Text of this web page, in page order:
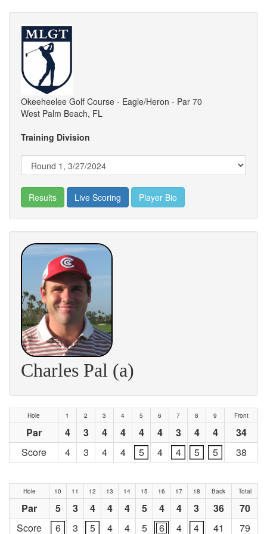
Okeeheelee Golf Course - Eagle/Heron - Par 70
West Palm Beach, FL
Training Division
Results Live Scoring Player Bio
Charles Pal (a)
Hole 1 2 3 4 5 6 7 8 9 Front
Par 4 3 4 4 4 4 3 4 4
34
Score
4 3 4 4 5 4 4 5 5 38
Hole 10 11 12 13 14 15 16 17 18 Back Total
Par 5 3 4 4 4 5 4 4 3 36
70
Score
6 3 5 4 4 5 6 4 4 41 79